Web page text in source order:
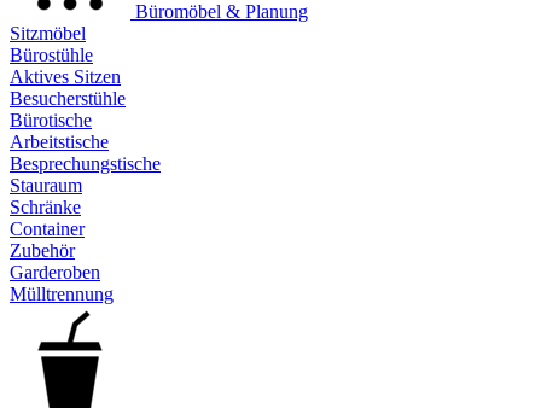
Büromöbel & Planung
Sitzmöbel
Bürostühle
Aktives Sitzen
Besucherstühle
Bürotische
Arbeitstische
Besprechungstische
Stauraum
Schränke
Container
Zubehör
Garderoben
Mülltrennung